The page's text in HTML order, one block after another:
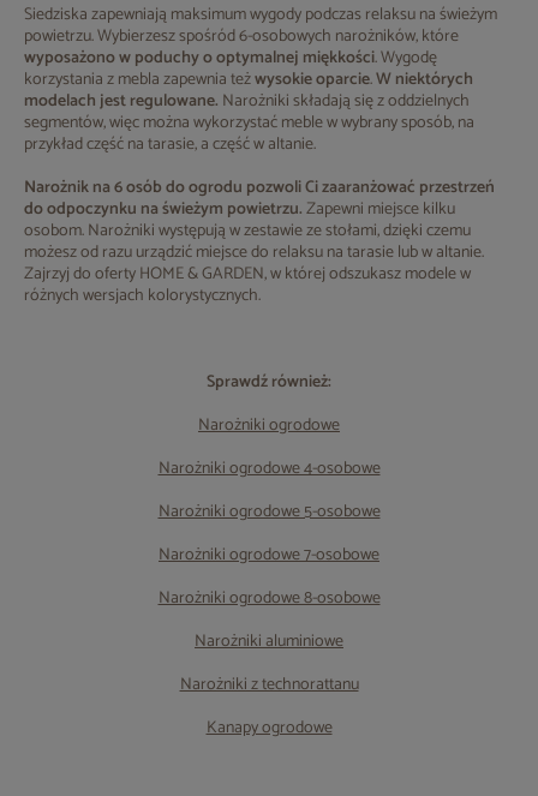
Siedziska zapewniają maksimum wygody podczas relaksu na świeżym
powietrzu. Wybierzesz spośród 6-osobowych narożników, które
wyposażono w poduchy o optymalnej miękkości. Wygodę
korzystania z mebla zapewnia teżwysokie oparcie.W niektórych
modelach jest regulowane. Narożniki składają się z oddzielnych
segmentów, więc można wykorzystać meble w wybrany sposób, na
przykład część na tarasie, a część w altanie.
Narożnik na 6 osób do ogrodu pozwoli Ci zaaranżować przestrzeń
do odpoczynku na świeżym powietrzu.Zapewni miejsce kilku
osobom. Narożniki występują w zestawie ze stołami, dzięki czemu
możesz od razu urządzić miejsce do relaksu na tarasie lub w altanie.
Zajrzyj do oferty HOME & GARDEN, w której odszukasz modele w
różnych wersjach kolorystycznych.
Sprawdź również:
Narożniki ogrodowe
Narożniki ogrodowe 4-osobowe
Narożniki ogrodowe 5-osobowe
Narożniki ogrodowe 7-osobowe
Narożniki ogrodowe 8-osobowe
Narożniki aluminiowe
Narożniki z technorattanu
Kanapy ogrodowe